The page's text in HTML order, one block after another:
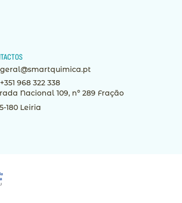
geral@smartquimica.pt
+351 968 322 338
Nacional 109, nº 289 Fração
180 Leiria